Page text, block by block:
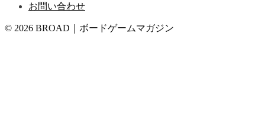
お問い合わせ
© 2026 BROAD｜ボードゲームマガジン